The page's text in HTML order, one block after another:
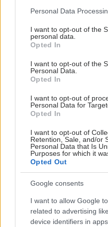
Please note that this
not limited to your visit or
grant or deny consent to
use your data for below
consent section.
Personal Data
I want to opt-out of the
personal data.
Opted In
I want to opt-out of the
Personal Data.
Opted In
I want to opt-out of
Personal Data for
Opted In
I want to opt-out of
Retention, Sale, and/or
Personal Data that Is
Purposes for which it
Opted Out
Google consents
I want to allow Google
related to advertising
device identifiers in apps.
ΔΕΙΤΕ ΕΠΙΣΗΣ